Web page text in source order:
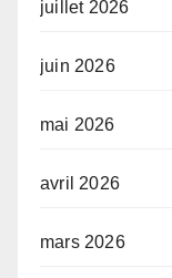
juillet 2026
juin 2026
mai 2026
avril 2026
mars 2026